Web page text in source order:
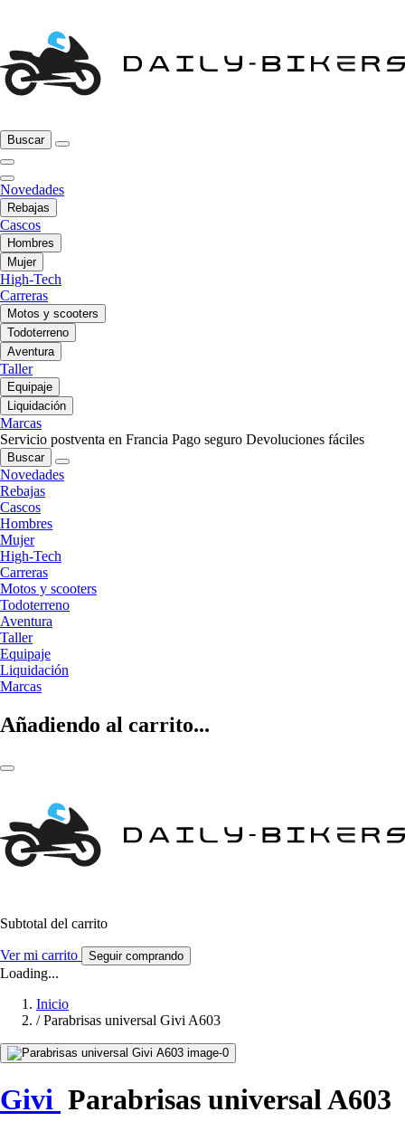
Buscar
Novedades
Rebajas
Cascos
Hombres
Mujer
High-Tech
Carreras
Motos y scooters
Todoterreno
Aventura
Taller
Equipaje
Liquidación
Marcas
Servicio postventa en Francia Pago seguro Devoluciones fáciles
Buscar
Novedades
Rebajas
Cascos
Hombres
Mujer
High-Tech
Carreras
Motos y scooters
Todoterreno
Aventura
Taller
Equipaje
Liquidación
Marcas
Añadiendo al carrito...
Subtotal del carrito
Ver mi carrito Seguir comprando
Loading...
Inicio
/ Parabrisas universal Givi A603
Givi Parabrisas universal A603